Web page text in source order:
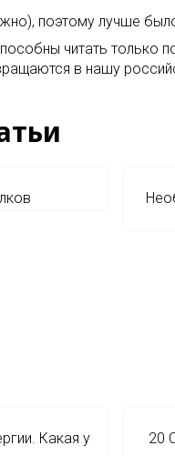
поэтому лучше
читать только
в нашу
Какая у
20